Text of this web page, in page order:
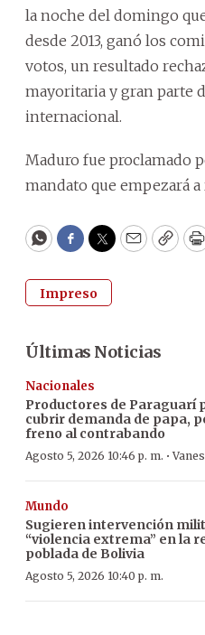
la noche del domingo
desde 2013, ganó los
votos, un resultado
mayoritaria y gran parte
internacional.
Maduro fue proclamado
mandato que empezará
WhatsApp
Facebook
Twitter
EmailCopy
Impreso
Últimas Noticias
Nacionales
Productores de Paraguarí
cubrir demanda de papa,
freno al contrabando
Agosto 5, 2026 10:46 p. m. ·
Mundo
Sugieren intervención
“violencia extrema” en la
poblada de Bolivia
Agosto 5, 2026 10:40 p. m.